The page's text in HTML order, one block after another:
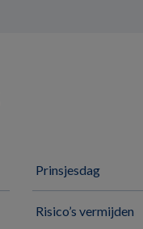
Prinsjesdag
Risico’s vermijden